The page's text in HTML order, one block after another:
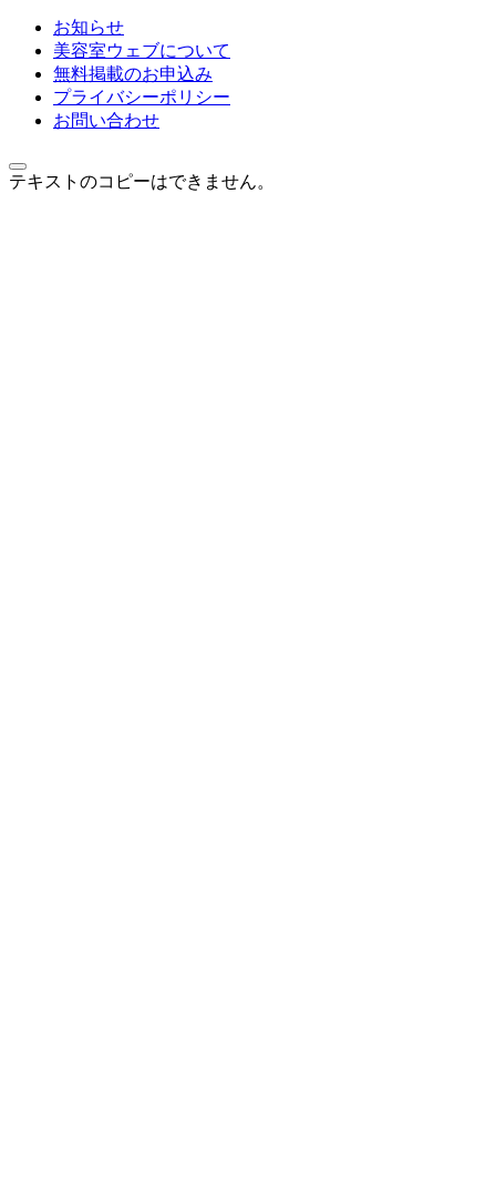
お知らせ
美容室ウェブについて
無料掲載のお申込み
プライバシーポリシー
お問い合わせ
テキストのコピーはできません。